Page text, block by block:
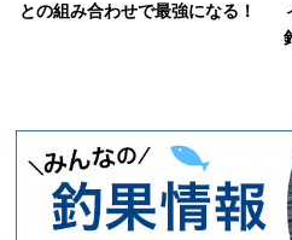
との組み合わせで最強になる！